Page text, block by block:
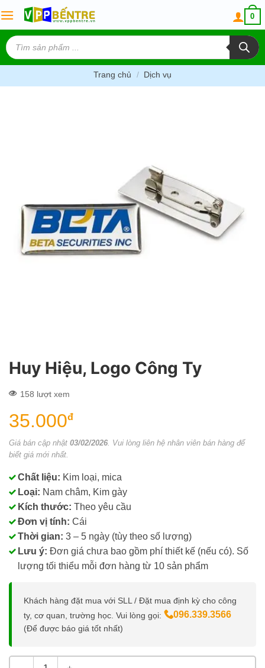
to
content
0
Tìm
kiếm
sản
phẩm
Trang chủ / Dịch vụ
Huy Hiệu, Logo Công Ty
158 lượt xem
35.000đ
Giá bán cập nhật 03/02/2026 . Vui lòng liên hệ nhân viên bán hàng để
biết giá mới nhất.
Chất liệu: Kim loại, mica
Loại: Nam châm, Kim gày
Kích thước: Theo yêu cầu
Đơn vị tính: Cái
Thời gian: 3 – 5 ngày (tùy theo số lượng)
Lưu ý: Đơn giá chưa bao gồm phí thiết kế (nếu có). Số
lượng tối thiểu mỗi đơn hàng từ 10 sản phẩm
Khách hàng đặt mua với SLL / Đặt mua định kỳ cho công
ty, cơ quan, trường học. Vui lòng gọi:
096.339.3566
(Để được báo giá tốt nhất)
Huy Hiệu, Logo Công Ty số lượng